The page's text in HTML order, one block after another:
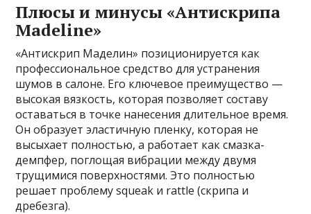
Плюсы и минусы «Антискрипа
Madeline»
«Антискрип Маделин» позиционируется как
профессиональное средство для устранения
шумов в салоне. Его ключевое преимущество —
высокая вязкость, которая позволяет составу
оставаться в точке нанесения длительное время.
Он образует эластичную пленку, которая не
высыхает полностью, а работает как смазка-
демпфер, поглощая вибрации между двумя
трущимися поверхностями. Это полностью
решает проблему squeak и rattle (скрипа и
дребезга).